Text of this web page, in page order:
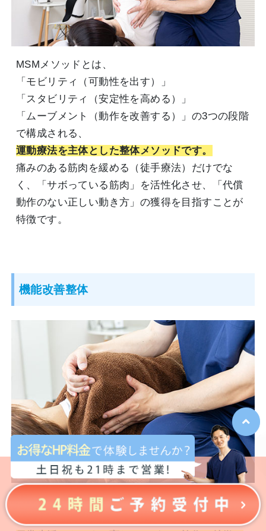
MSMメソッドとは、
「モビリティ（可動性を出す）」
「スタビリティ（安定性を高める）」
「ムーブメント（動作を改善する）」の3つの段階
で構成される、
運動療法を主体とした整体メソッドです。
痛みのある筋肉を緩める（徒手療法）だけでな
く、「サボっている筋肉」を活性化させ、「代償
動作のない正しい動き方」の獲得を目指すことが
特徴です。
機能改善整体
身体をほぐすだけでは終わらず、肩甲骨・股関